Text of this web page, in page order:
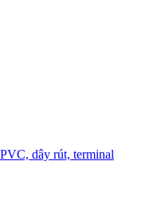
dây rút, terminal